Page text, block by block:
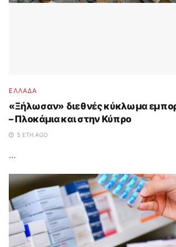
ΕΛΛΑΔΑ
«Ξήλωσαν» διεθνές κύκλωμα
– Πλοκάμια και στην Κύπρο
5 ΈΤΗ AGO
...